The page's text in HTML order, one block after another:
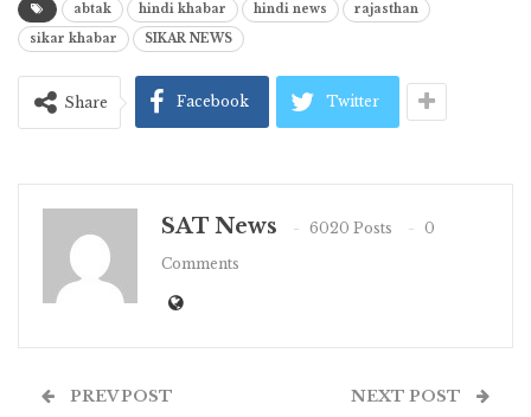
abtak hindi khabar hindi news
rajasthan
sikar khabar
SIKAR NEWS
Share Facebook Twitter
SAT News 6020 Posts
0
Comments
PREV POST NEXT POST